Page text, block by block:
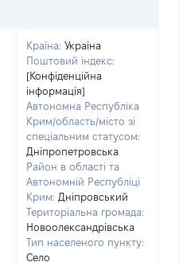
Країна: Україна
Поштовий індекс:
[Конфіденційна
інформація]
Автономна Республіка
Крим/область/місто зі
спеціальним статусом:
Дніпропетровська
Район в області та
Автономній Республіці
Крим: Дніпровський
Територіальна громада:
Новоолександрівська
Тип населеного пункту:
Село